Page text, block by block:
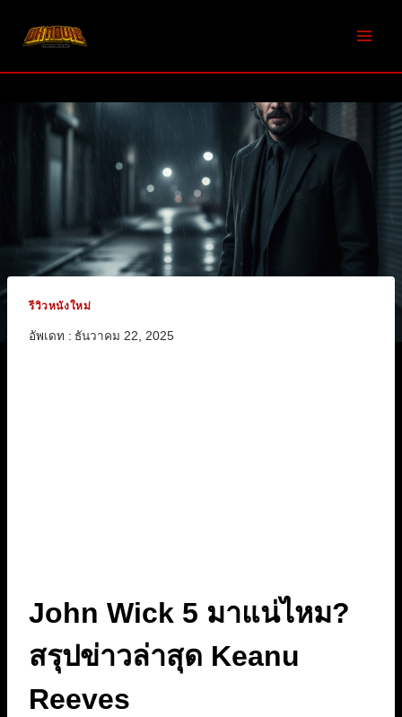
รีวิวหนังใหม่
อัพเดท : ธันวาคม 22, 2025
John Wick 5 มาแน่ไหม?
สรุปข่าวล่าสุด Keanu
Reeves